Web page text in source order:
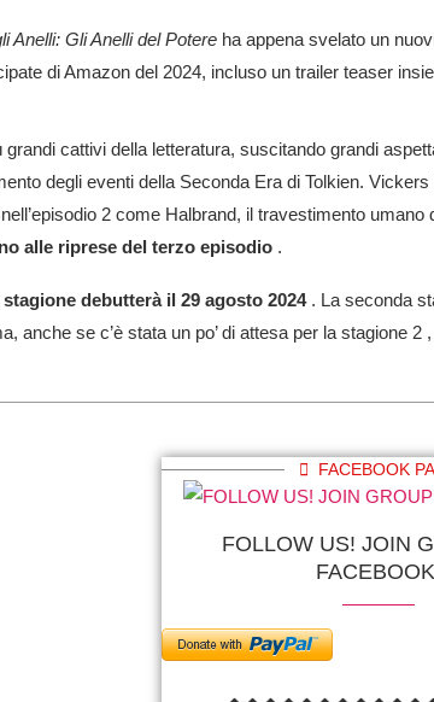
Anelli: Gli Anelli del Potere ha appena svelato un
di Amazon del 2024, incluso un trailer teaser
cattivi della letteratura, suscitando grandi
degli eventi della Seconda Era di Tolkien.
2 come Halbrand, il travestimento
alle riprese del terzo episodio .
debutterà il 29 agosto 2024. La seconda
anche se c’è stata un po’ di attesa per la stagione 2
FACEBOOK
FOLLOW US! JOIN